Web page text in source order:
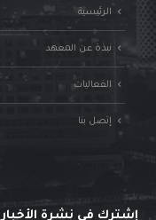
الرئيسية
نبذة عن المعهد
الفعاليات
إتصل بنا
إشترك في نشرة الأخبار